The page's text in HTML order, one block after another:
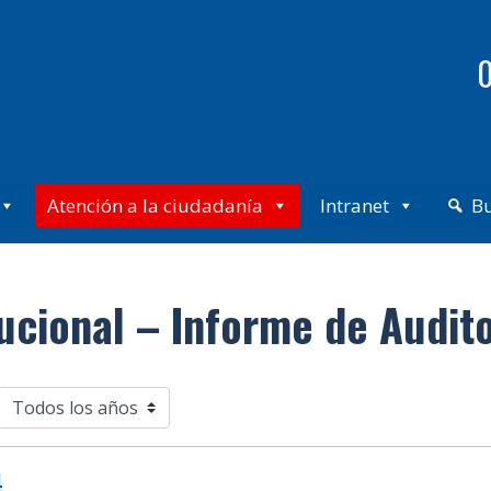
Atención a la ciudadanía Intranet
– Informe de